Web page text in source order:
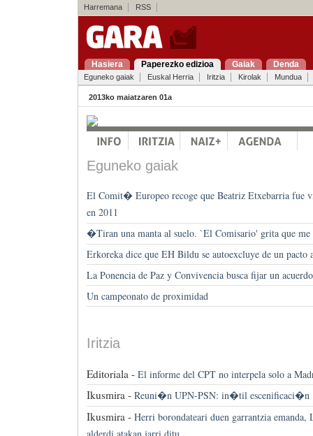
Harremana RSS
Hasiera Paperezko edizioa Gaiak Denda
Eguneko gaiak Euskal Herria Iritzia Kirolak Mundua
2013ko maiatzaren 01a
Eguneko gaiak
El Comit� Europeo recoge que Beatriz Etxebarria fue
en 2011
�Tiran una manta al suelo. `El Comisario' grita que
Erkoreka dice que EH Bildu se autoexcluye de un pacto
La Ponencia de Paz y Convivencia busca fijar un
Un campeonato de proximidad
Iritzia
Editoriala - El informe del CPT no interpela solo a
Ikusmira - Reuni�n UPN-PSN: in�til escenificaci�n
Ikusmira - Herri borondateari duen garrantzia emanda,